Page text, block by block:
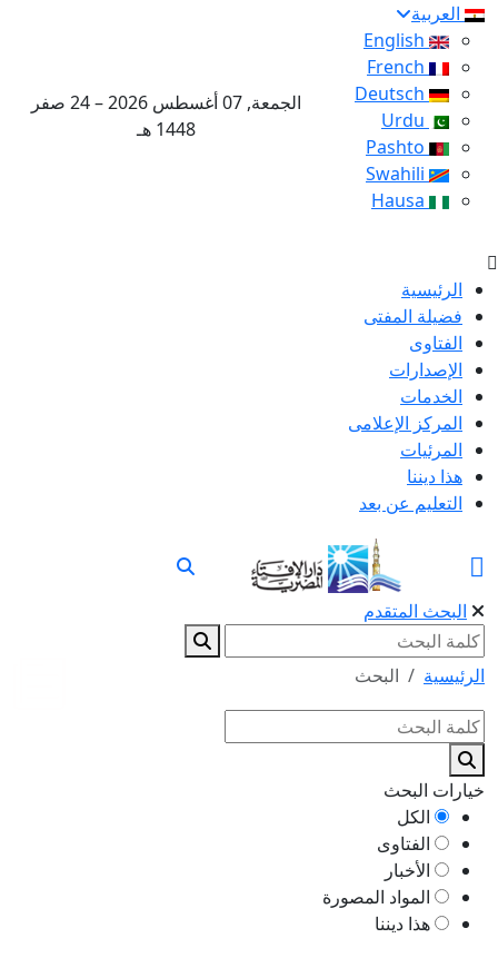
العربية
الجمعة, 07 أغسطس 2026 – 24 صفر
1448 هـ
الرئيسية
فضيلة المفتى
الفتاوى
الإصدارات
الخدمات
المركز الإعلامى
المرئيات
هذا ديننا
التعليم عن بعد
البحث المتقدم
الرئيسية البحث
خيارات البحث
الكل
الفتاوى
الأخبار
المواد المصورة
هذا ديننا